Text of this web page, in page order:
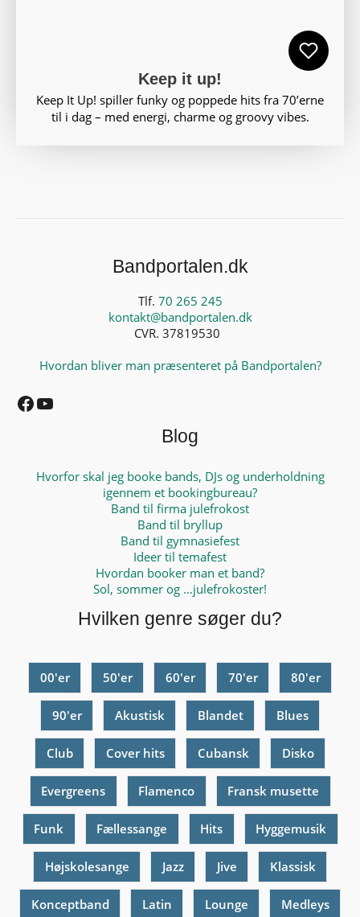
Keep it up!
Keep It Up! spiller funky og poppede hits fra 70’erne
til i dag – med energi, charme og groovy vibes.
Bandportalen.dk
Tlf. 70 265 245
kontakt@bandportalen.dk
CVR. 37819530
Hvordan bliver man præsenteret på Bandportalen?
Facebook
Blog
Hvorfor skal jeg booke bands, DJs og underholdning
igennem et bookingbureau?
Band til firma julefrokost
Band til bryllup
Band til gymnasiefest
Ideer til temafest
Hvordan booker man et band?
Sol, sommer og …julefrokoster!
Hvilken genre søger du?
00'er 50'er 60'er 70'er 80'er
90'er Akustisk Blandet Blues
Club Cover hits Cubansk Disko
Evergreens Flamenco Fransk musette
Funk Fællessange Hits Hyggemusik
Højskolesange Jazz Jive Klassisk
Konceptband Latin Lounge Medleys